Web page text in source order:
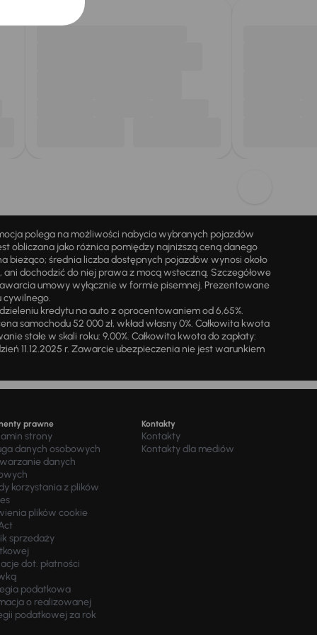
polega na możliwości nabycia wybranych pojazdów
obliczana jako różnica pomiędzy najniższą ceną danego
bieżąco; średnia liczba dostępnych pojazdów wynosi około
dochodzić do niej prawa z mocą wsteczną. Szczegółowe
umowy wyłącznie w formie pisemnej. Prezentowane
cywilnego.
kredytu na auto z oprocentowaniem od 6,65%.
samochodu 52 000 zł, wkład własny 0%. Całkowita kwota
stałe w skali roku: 9,00%. Całkowita kwota do zapłaty:
11.12.2025 r. Zawarcie ubezpieczenia nie jest warunkiem
prawne
strony
danych osobowych
danych
korzystania z plików
plików cookie
sprzedaży
dot. płatności
podatkowa
o realizowanej
podatkowej za rok
Kontakty
Kontakty
Kontakty dla mediów